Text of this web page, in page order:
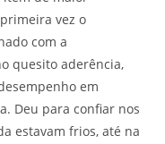
vez o
com a
quesito aderência,
em
Deu para confiar nos
estavam frios, até na